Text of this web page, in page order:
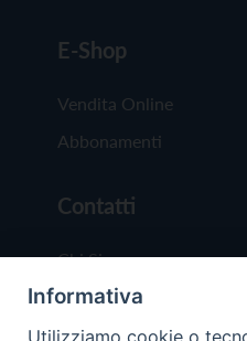
E-Shop
Vendita Online
Abbonamenti
Contatti
Chi Siamo
Redazione
Scrivici
Informativa